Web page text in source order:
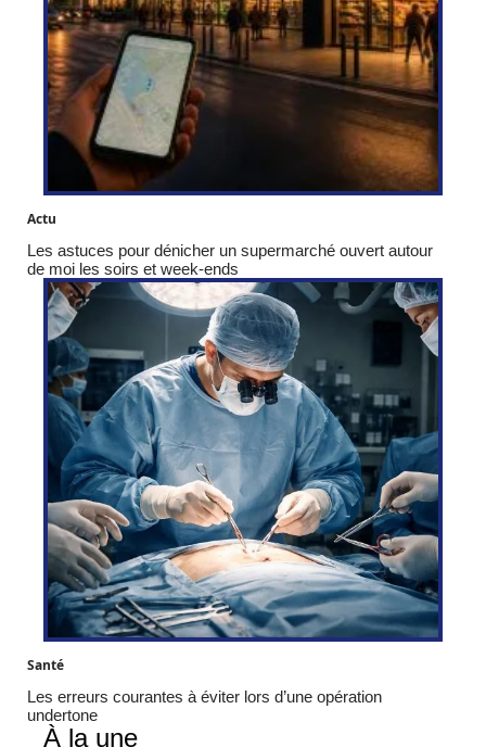
Actu
Les astuces pour dénicher un supermarché ouvert autour
de moi les soirs et week-ends
Santé
Les erreurs courantes à éviter lors d’une opération
undertone
À la une